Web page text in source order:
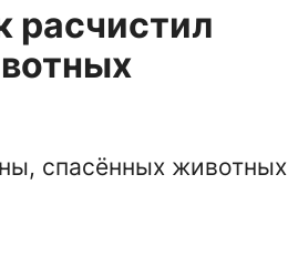
расчистил
спасённых животных